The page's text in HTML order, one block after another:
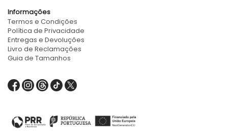
Informações
Termos e Condições
Política de Privacidade
Entregas e Devoluções
Livro de Reclamações
Guia de Tamanhos